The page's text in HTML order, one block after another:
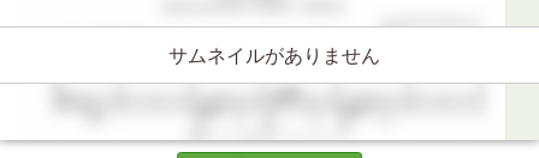
サムネイルがありません